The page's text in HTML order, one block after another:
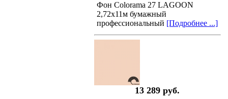
Фон Colorama 27 LAGOON
2,72х11м бумажный
профессиональный [Подробнее ...]
13 289 руб.